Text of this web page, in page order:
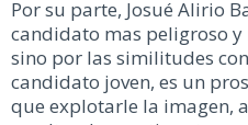
Por su parte, Josué Alirio
candidato mas peligroso
sino por las similitudes
candidato joven, es un
que explotarle la imagen,